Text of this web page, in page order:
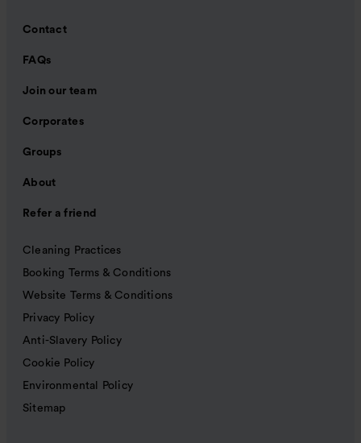
Contact
FAQs
Join our team
Corporates
Groups
About
Refer a friend
Cleaning Practices
Booking Terms & Conditions
Website Terms & Conditions
Privacy Policy
Anti-Slavery Policy
Cookie Policy
Environmental Policy
Sitemap